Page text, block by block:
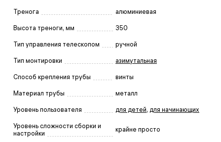
Тренога алюминиевая
Высота треноги, мм 350
Тип управления телескопом ручной
Тип монтировки азимутальная
Способ крепления трубы винты
Материал трубы металл
Уровень пользователя для детей, для начинающих
Уровень сложности сборки и
настройки
крайне просто